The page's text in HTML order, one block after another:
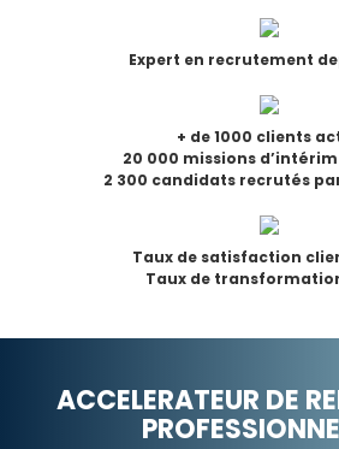
Expert en recrutement
+ de 1000 clients
20 000 missions
2 300 candidats recrutés
Taux de satisfaction
Taux de
ACCELERATEUR DE